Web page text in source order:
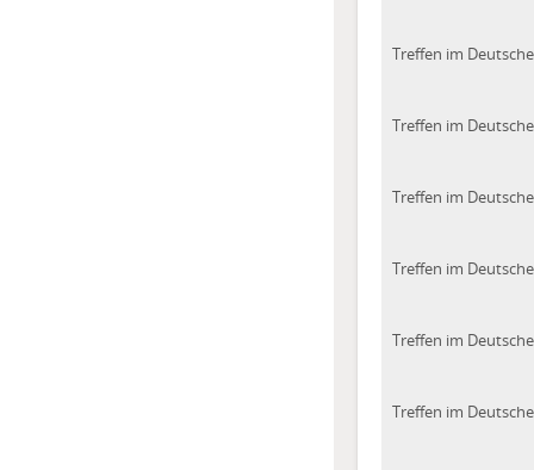
Treffen im
Treffen im
Treffen im
Treffen im
Treffen im
Treffen im